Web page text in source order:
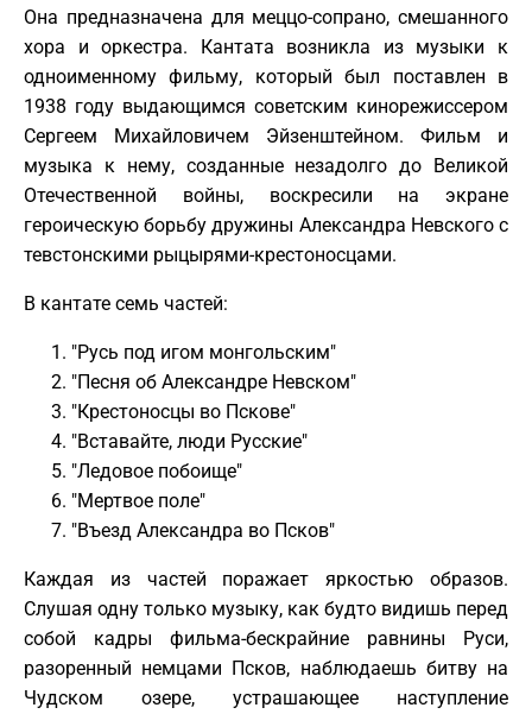
Она предназначена для меццо-сопрано, смешанного
хора и оркестра. Кантата возникла из музыки к
одноименному фильму, который был поставлен в
1938 году выдающимся советским кинорежиссером
Сергеем Михайловичем Эйзенштейном. Фильм и
музыка к нему, созданные незадолго до Великой
Отечественной войны, воскресили на экране
героическую борьбу дружины Александра Невского с
тевстонскими рыцырями-крестоносцами.
В кантате семь частей:
"Русь под игом монгольским"
"Песня об Александре Невском"
"Крестоносцы во Пскове"
"Вставайте, люди Русские"
"Ледовое побоище"
"Мертвое поле"
"Въезд Александра во Псков"
Каждая из частей поражает яркостью образов.
Слушая одну только музыку, как будто видишь перед
собой кадры фильма-бескрайние равнины Руси,
разоренный немцами Псков, наблюдаешь битву на
Чудском озере, устрашающее наступление